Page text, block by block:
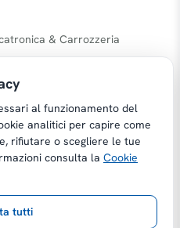
& Carrozzeria
| Powered by
IT03584100238
Pittalà
al funzionamento del
analitici per capire come
rifiutare o scegliere le tue
consulta la Cookie
tutti